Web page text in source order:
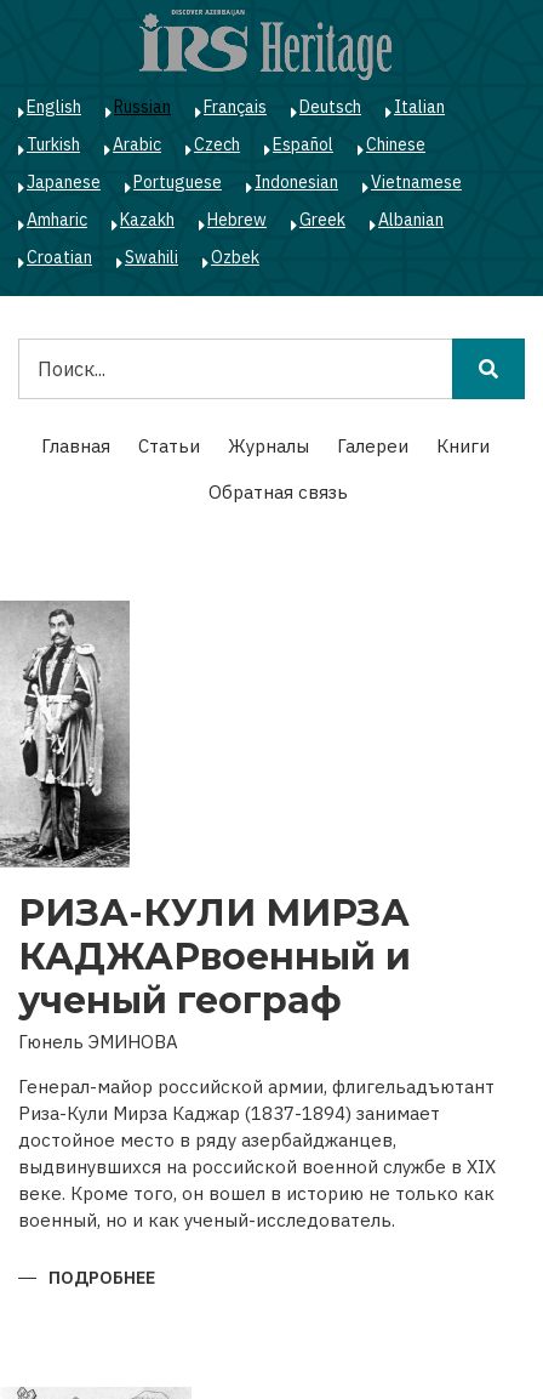
English Russian Français Deutsch
Italian
Turkish
Arabic Czech Español
Chinese
Japanese
Portuguese Indonesian
Vietnamese
Amharic
Kazakh Hebrew Greek
Albanian
Croatian
Swahili Ozbek
Main
navigation
Главная Статьи Журналы Галереи
Книги
Обратная связь
РИЗА-КУЛИ МИРЗА
КАДЖАРвоенный и
ученый географ
Гюнель ЭМИНОВА
Генерал-майор российской армии, флигельадъютант
Риза-Кули Мирза Каджар (1837-1894) занимает
достойное место в ряду азербайджанцев,
выдвинувшихся на российской военной службе в XIX
веке. Кроме того, он вошел в историю не только как
военный, но и как ученый-исследователь.
ПОДРОБНЕЕ